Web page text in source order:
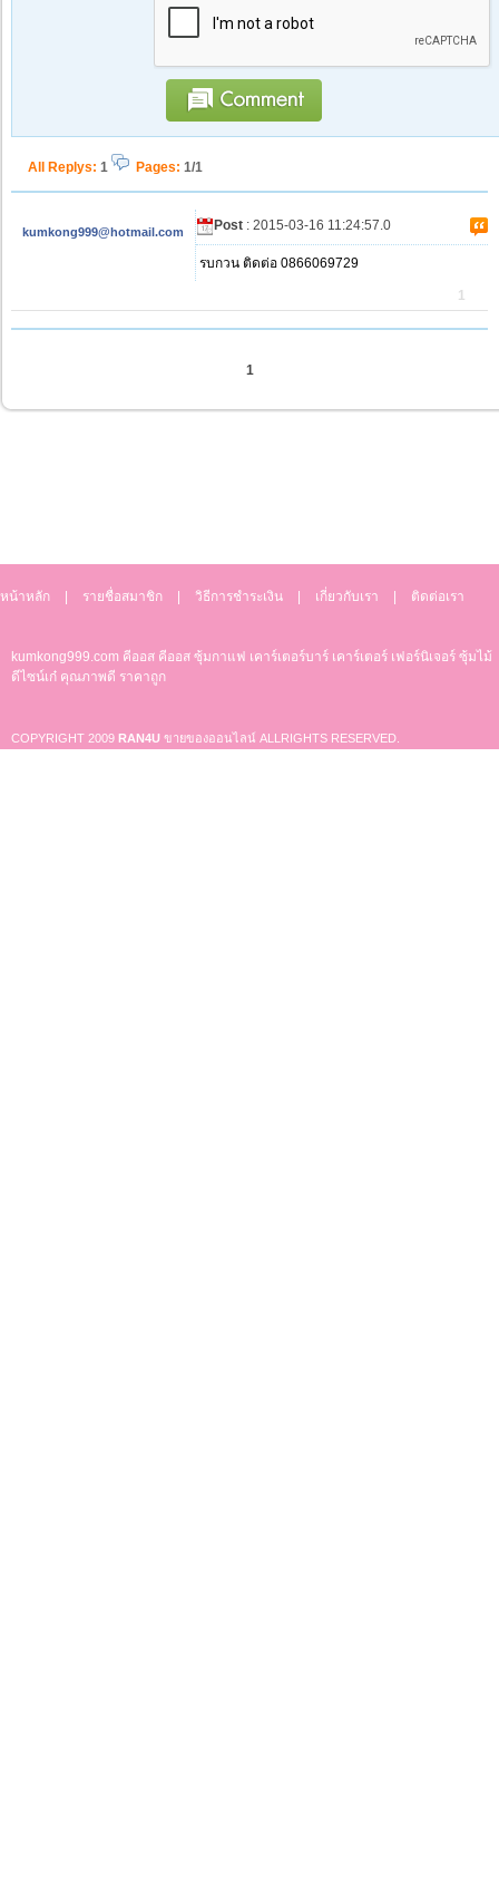
All Replys: 1 Pages: 1/1
kumkong999@hotmail.com Post : 2015-03-16 11:24:57.0
รบกวน ติดต่อ 0866069729
1
1
หน้าหลัก รายชื่อสมาชิก วิธีการชำระเงิน เกี่ยวกับเรา ติดต่อเรา
kumkong999.com คีออส คีออส ซุ้มกาแฟ เคาร์เตอร์บาร์ เคาร์เตอร์ เฟอร์นิเจอร์ ซุ้มไม้
ดีไซน์เก๋ คุณภาพดี ราคาถูก
COPYRIGHT 2009 RAN4U ขายของออนไลน์ ALLRIGHTS RESERVED.